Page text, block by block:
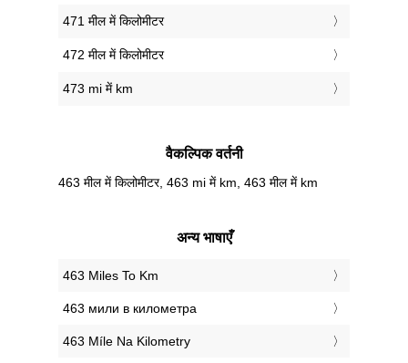
471 मील में किलोमीटर
472 मील में किलोमीटर
473 mi में km
वैकल्पिक वर्तनी
463 मील में किलोमीटर, 463 mi में km, 463 मील में km
अन्य भाषाएँ
‎463 Miles To Km
‎463 мили в километра
‎463 Míle Na Kilometry